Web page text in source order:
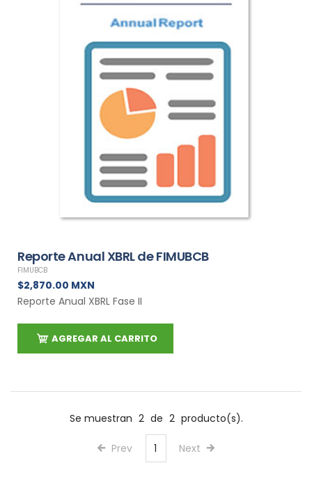
Reporte Anual XBRL de FIMUBCB
FIMUBCB
$2,870.00 MXN
Reporte Anual XBRL Fase II
AGREGAR AL CARRITO
Se muestran 2 de 2 producto(s).
Prev 1 Next